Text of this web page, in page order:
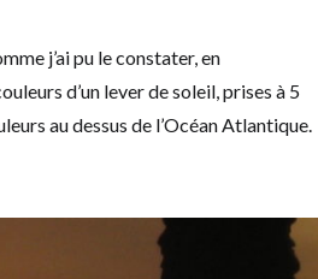
j’ai pu le constater, en
d’un lever de soleil, prises à 5
au dessus de l’Océan Atlantique.